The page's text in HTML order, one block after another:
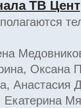
ТВ
Оксана
Анастасия